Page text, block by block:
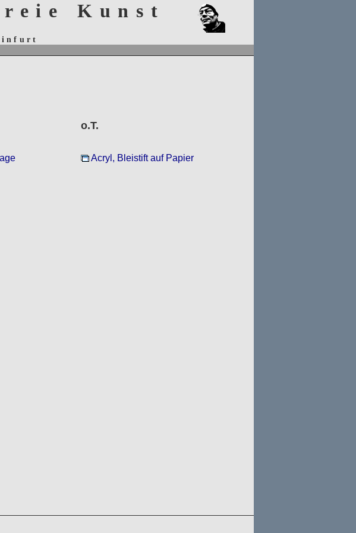
Kunst
o.T.
Acryl, Bleistift auf Papier